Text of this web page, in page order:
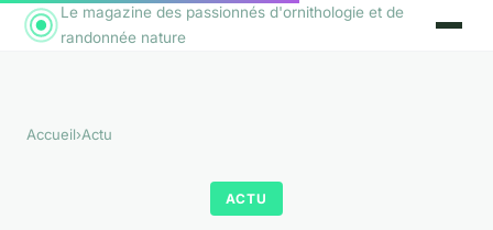
Le magazine des passionnés d'ornithologie et de
randonnée nature
Accueil›Actu
ACTU